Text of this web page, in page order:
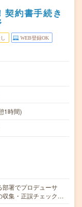
契約書手続き
WEB登録OK
1時間)
署でプロデューサ
収集・正誤チェック…